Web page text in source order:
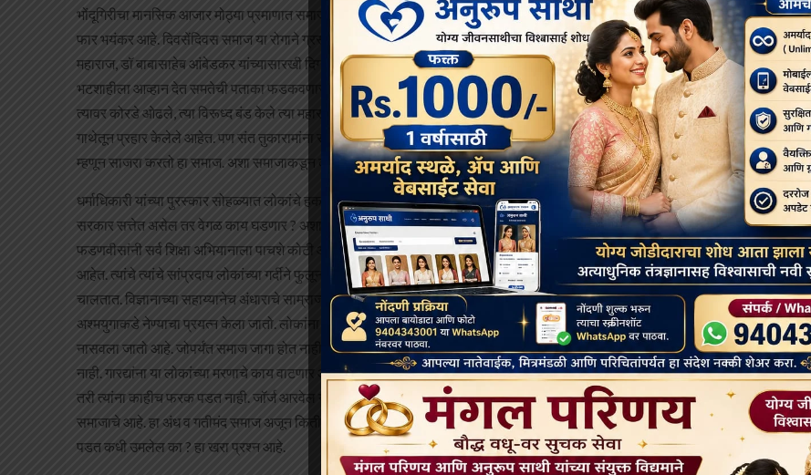
भोंदूगिरीचा मानसिक आजार मोठ्या प्रमाणात समाजात फोफावला आहे. एकवेळ गुप्तरोग परवडला पण हा भोंदूगिरीचा आणि बुवाबाजीचा मानसिक आजार
फार भयंकर आहे. दिवसेंदिवस समाज या रोगाने ग्रस्त होताना दिसत आहे. ज्या महाराष्ट्राने देशाला पुरोगामी विचार दिला, जिथे महात्मा फुले, छत्रपती शाहू
महाराज, डॉ बाबासाहेब आंबेडकर यांच्यासारखी दिग्गज माणसं जन्माला आली. ज्यांनी समाजात प्रबोधनाचे आभाळाएवढे काम केले, जिथे वैदिक धर्माला व
भटशाहीला आव्हान देत समतेची पताका फडकवणारा वारकरी सांप्रदाय निर्माण झाला, ज्या वारकरी सांप्रदायाने व त्यातील संतांनी हे सगळं खुळ नाकारले,
त्यावर कोरडे ओढले, त्या विरूध्द बंड केले त्या महाराष्ट्रात हे फोफावतय याचे वाईट वाटते. संत तुकारामांनी तर या प्रकारावर वीज कोसळावी तसे आपल्या
गाथेतून प्रहार केलेले आहेत. पण संत तुकारामांना समजून कोण घेतो ? ते जीवंतपणी विमानात बसून वैकुंठाला गेल्याचा पाजीपणा आणि बदमाशी उत्सव
म्हणून साजरा करतो हा समाज. अशा समाजाकडून काय अपेक्षा ठेवायच्या ?
धर्माधिकारी यांच्या पुरस्कार सोहळ्यात लोकांचे हकनाक जीव गेले. राज्यात जे सरकार आहे ते ही या गारद्यांचेच आहे. उजेडाच्या पारध्यांचे आणि गारद्यांचेच
सरकार सत्तेत असेल तर वेगळ काय घडणार ? अशा गारद्यांचे सरकार जनतेला या घाणीतून बाहेर काढू शकत नाही. तशी मानसिकता असती तर
फडणवीसांनी सर्व शिक्षा अभियानाला पाचशे कोटी आणि कुंभमेळ्याल्या अडीच हजार कोटी दिलेच नसते. महाराष्ट्रात असे अनेक बुवा-बाबा फोफावले
आहेत. त्यांचे त्यांचे सांप्रदाय लोकांच्या गर्दीने फुलून जाताना दिसतात. या प्रत्येक बुवा-बाबाच्या दरबारात विज्ञानाचा आधार घेत अंधाराच्या आरत्या
चालतात. विज्ञानाच्या सहाय्यानेच अंधाराचे साम्राज्य निर्माण करण्याचे षढयंत्र रचले जाते आहे. समाजाला चमत्काराच्या सोलकडी थापा सांगून
अश्मयुगाकडे नेण्याचा प्रयत्न केला जातो. लोकांना विवेकनिष्ठ होवू दिले जात नाही. लोकांना विज्ञानवादी होवू दिले जात नाही. धर्माच्या आडून समाज
नासवला जातो आहे. जोपर्यंत समाज जागा होत नाही, झोपेचे सोंग सोडत नाही तोवर असेच लोक मरत राहणार. या मरणाचं सोयरसुतक कुणालाही असणार
नाही. गारद्यांना या लोकांच्या मरणाचे काय वाटणार आहे ? गुलाम मरतात तेव्हा मालकाच्या काळजात कळ येत नसते. असे दहा-वीस नव्हे हजारो लोक मेले
तरी त्यांना काहीच फरक पडत नाही. जॉर्ज आरवेल यांनी त्यांच्या अँनिमल फॉर्म या पुस्तकात जी स्थिती मांडली आहे अगदी तसेच चित्र आजच्या भारतीय
समाजाचे आहे. हा अंध व गतीमंद समाज अजून किती महापुरूष पचवून करप्या ढेकरा देतोय काय माहित ? बुवाबाजीच्या व भोंदूगिरीच्या बजबजपुरीतून बाहेर
पडत कधी उमलेल का ? हा खरा प्रश्न आहे.